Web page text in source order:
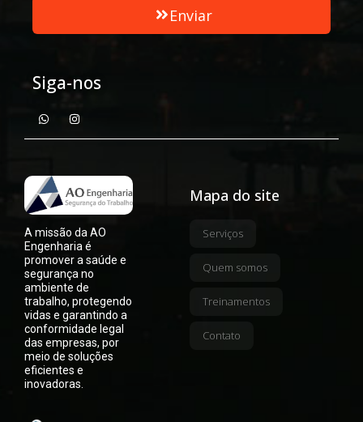
Enviar
Siga-nos
A missão da AO
Engenharia é
promover a saúde e
segurança no
ambiente de
trabalho, protegendo
vidas e garantindo a
conformidade legal
das empresas, por
meio de soluções
eficientes e
inovadoras.
Mapa do site
Serviços
Quem somos
Treinamentos
Contato